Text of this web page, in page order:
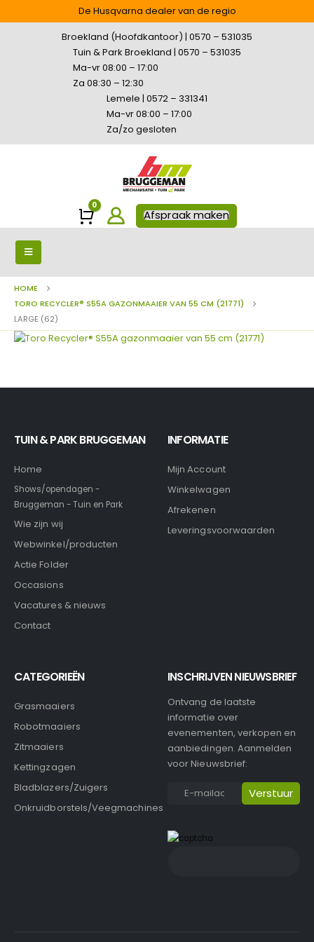
De Husqvarna dealer van de regio
Broekland (Hoofdkantoor) | 0570 – 531035
Tuin & Park Broekland | 0570 – 531035
Ma-vr 08:00 – 17:00
Za 08:30 – 12:30
Lemele | 0572 – 331341
Ma-vr 08:00 – 17:00
Za/zo gesloten
Winkelwagen
0
Afspraak maken
HOME
TORO RECYCLER® S55A GAZONMAAIER VAN 55 CM (21771)
LARGE (62)
TUIN & PARK BRUGGEMAN
Home
Shows/opendagen -
Bruggeman - Tuin en Park
Wie zijn wij
Webwinkel/producten
Actie Folder
Occasions
Vacatures & nieuws
Contact
INFORMATIE
Mijn Account
Winkelwagen
Afrekenen
Leveringsvoorwaarden
CATEGORIEËN
Grasmaaiers
Robotmaaiers
Zitmaaiers
Kettingzagen
Bladblazers/Zuigers
Onkruidborstels/Veegmachines
INSCHRIJVEN NIEUWSBRIEF
Ontvang de laatste
informatie over
evenementen, verkopen en
aanbiedingen. Aanmelden
voor Nieuwsbrief: